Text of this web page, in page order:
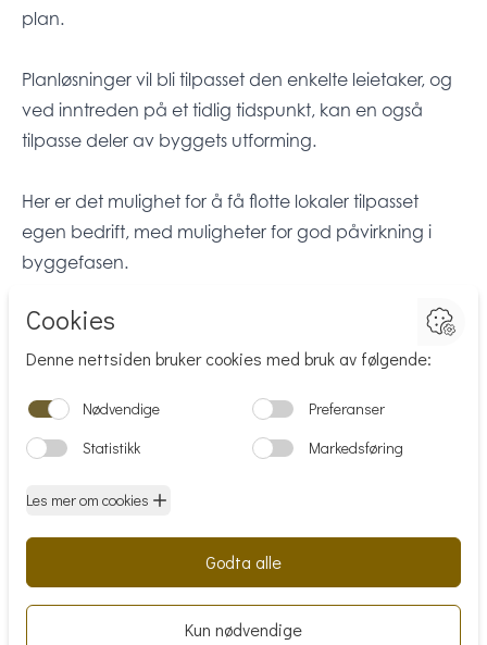
plan.
Planløsninger vil bli tilpasset den enkelte leietaker, og
ved inntreden på et tidlig tidspunkt, kan en også
tilpasse deler av byggets utforming.
Her er det mulighet for å få flotte lokaler tilpasset
egen bedrift, med muligheter for god påvirkning i
byggefasen.
Ta kontakt med oss for en uforpliktende prat.
Beliggenhet
innfartsåren mot Bergen sentrum og til Øygarden
kommune. Med nye Knappetunnelen kommer en
kort vei til Sentrum og Åsane gjennom
Damsgårdstunnelen. Det er kort vei både til
Vestkanten og Straume sentrum med alle